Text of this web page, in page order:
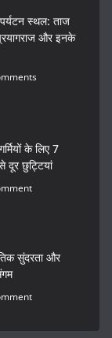
स्थल: ताज
और इनके
के लिए 7
दूर छुट्टियां
सुंदरता और